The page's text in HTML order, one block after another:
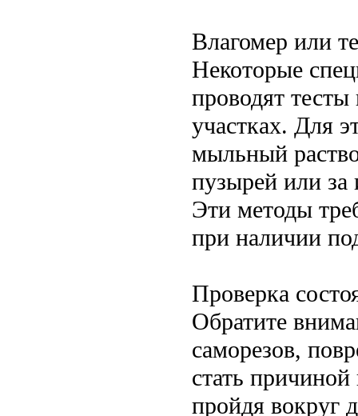
Влагомер или
Некоторые
проводят
участках. Для
мыльный
пузырей или за
Эти методы
при наличии
Проверка
Обратите
саморезов,
стать
пройдя вокруг